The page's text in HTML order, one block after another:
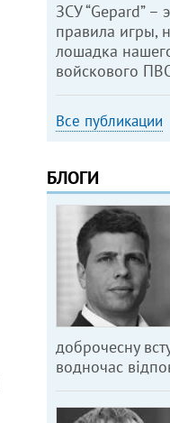
ЗСУ “Gepard”
правила игры,
лошадка
войскового
Все публикации
БЛОГИ
доброчесну
водночас